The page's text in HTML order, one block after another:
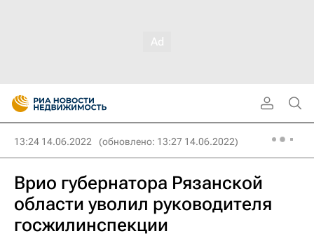
13:24 14.06.2022 (обновлено: 13:27 14.06.2022)
Врио губернатора Рязанской
области уволил руководителя
госжилинспекции